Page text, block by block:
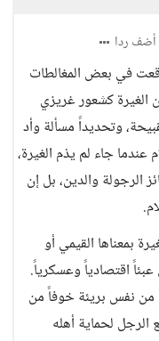
أضف ردا
في بعض المغالطات
الغيرة كشعور غريزي
وتحديداً مسألة وأد
عندما جاء لم يذم الغيرة،
الرجولة والدين، بل إن
بمعناها القيمي أو
اقتصادياً وعسكرياً.
نفس بريئة خوفاً من
الرجل لحماية أهله